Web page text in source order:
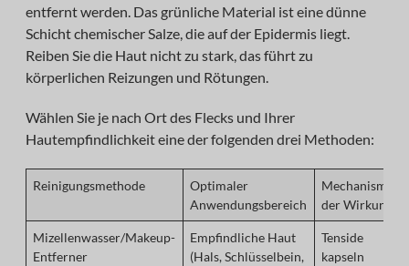
entfernt werden. Das grünliche Material ist eine dünne
Schicht chemischer Salze, die auf der Epidermis liegt.
Reiben Sie die Haut nicht zu stark, das führt zu
körperlichen Reizungen und Rötungen.
Wählen Sie je nach Ort des Flecks und Ihrer
Hautempfindlichkeit eine der folgenden drei Methoden:
Reinigungsmethode
Optimaler
Anwendungsbereich
Mechanismus
der Wirkung
Mizellenwasser/Makeup-
Entferner
Empfindliche Haut
(Hals, Schlüsselbein,
Tenside
kapseln